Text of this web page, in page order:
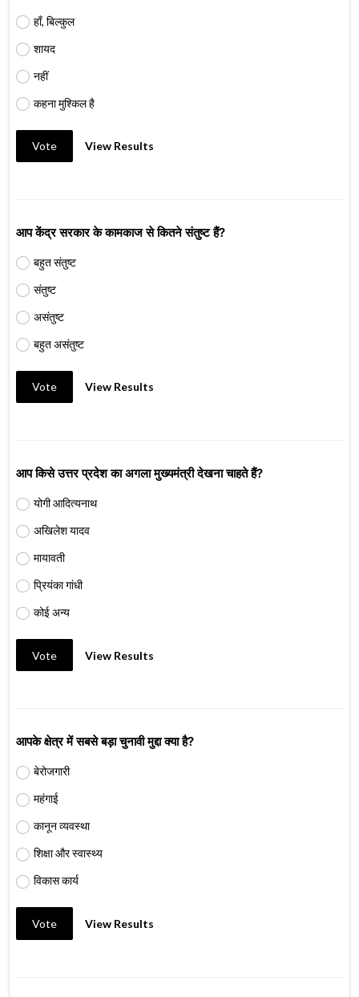
हाँ, बिल्कुल
शायद
नहीं
कहना मुश्किल है
Vote View Results
आप केंद्र सरकार के कामकाज से कितने संतुष्ट हैं?
बहुत संतुष्ट
संतुष्ट
असंतुष्ट
बहुत असंतुष्ट
Vote View Results
आप किसे उत्तर प्रदेश का अगला मुख्यमंत्री देखना चाहते हैं?
योगी आदित्यनाथ
अखिलेश यादव
मायावती
प्रियंका गांधी
कोई अन्य
Vote View Results
आपके क्षेत्र में सबसे बड़ा चुनावी मुद्दा क्या है?
बेरोजगारी
महंगाई
कानून व्यवस्था
शिक्षा और स्वास्थ्य
विकास कार्य
Vote View Results